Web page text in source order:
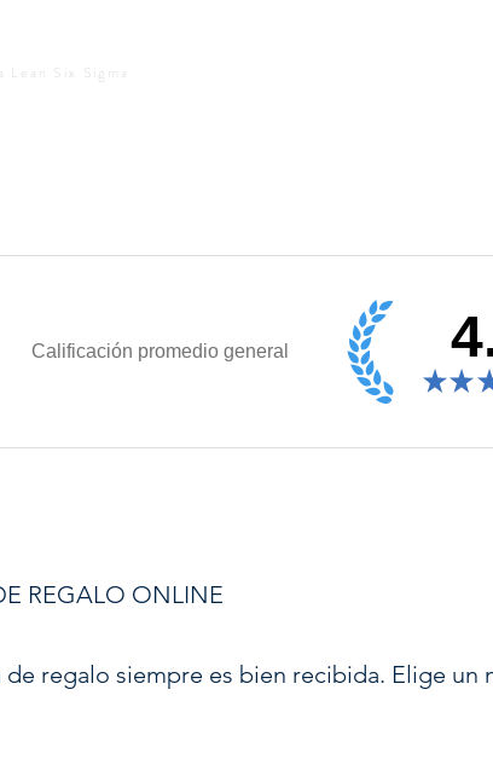
Six Sigma
Calificación promedio general
★ ★
REGALO ONLINE
de regalo siempre es bien recibida. Elige